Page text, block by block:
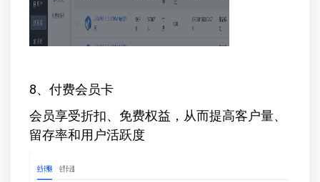
8、付费会员卡
会员享受折扣、免费权益，从而提高客户量、
留存率和用户活跃度